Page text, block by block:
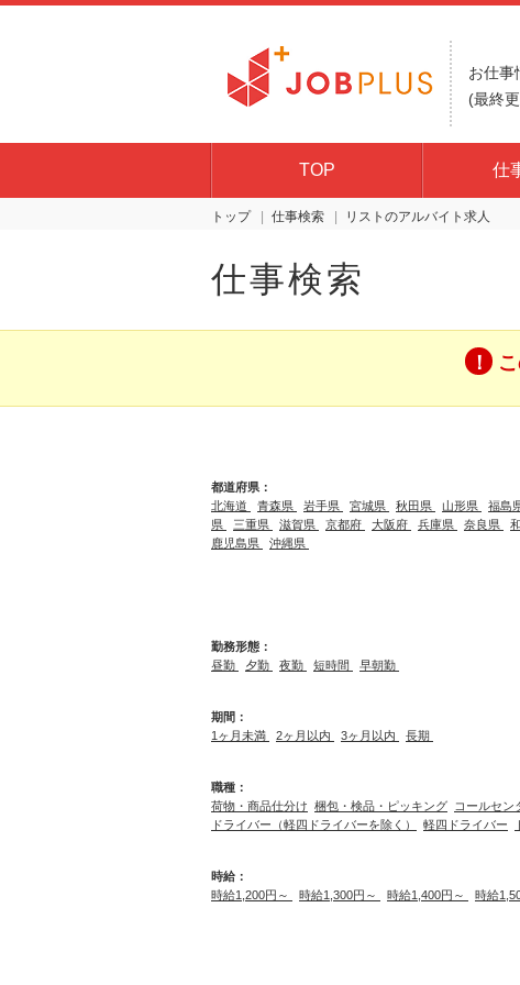
お仕事
(最終
TOP 仕
トップ 仕事検索 リスト
仕事検索
都道府県：
北海道
青森県 岩手県 宮城県 秋田県 山形県 福島
県
三重県 滋賀県 京都府 大阪府 兵庫県 奈良県
鹿児島県
沖縄県
勤務形態：
昼勤
夕勤 夜勤 短時間 早朝勤
期間：
1ヶ月未満
2ヶ月以内 3ヶ月以内 長期
職種：
荷物・商品仕分け 梱包・検品・ピッキング コールセン
ドライバー（軽四ドライバーを除く）
軽四ドライバー
時給：
時給1,200円～
時給1,300円～ 時給1,400円～ 時給